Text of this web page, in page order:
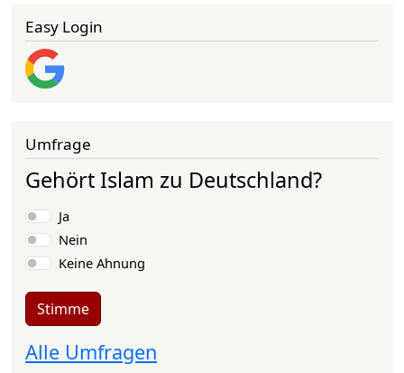
Easy Login
Umfrage
Gehört Islam zu Deutschland?
Auswahlmöglichkeiten
Ja
Nein
Keine Ahnung
Stimme
Alle Umfragen